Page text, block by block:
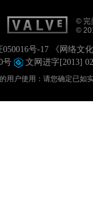
© 完
©
050016号-17
《网络文
号
文网进字[2013]
用户使用：请您确定已如